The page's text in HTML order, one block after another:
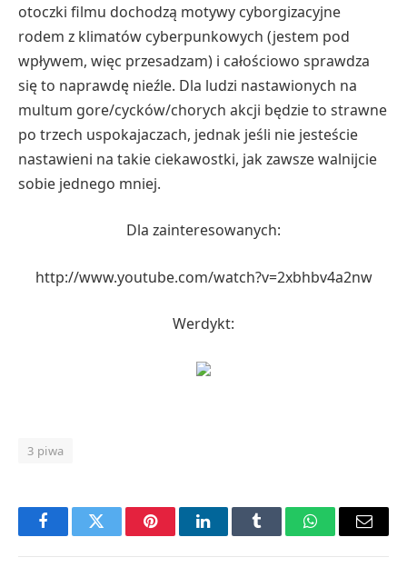
otoczki filmu dochodzą motywy cyborgizacyjne
rodem z klimatów cyberpunkowych (jestem pod
wpływem, więc przesadzam) i całościowo sprawdza
się to naprawdę nieźle. Dla ludzi nastawionych na
multum gore/cycków/chorych akcji będzie to strawne
po trzech uspokajaczach, jednak jeśli nie jesteście
nastawieni na takie ciekawostki, jak zawsze walnijcie
sobie jednego mniej.
Dla zainteresowanych:
http://www.youtube.com/watch?v=2xbhbv4a2nw
Werdykt:
3 piwa
FacebookTwitter PinterestLinkedInTumblr WhatsAppEmail